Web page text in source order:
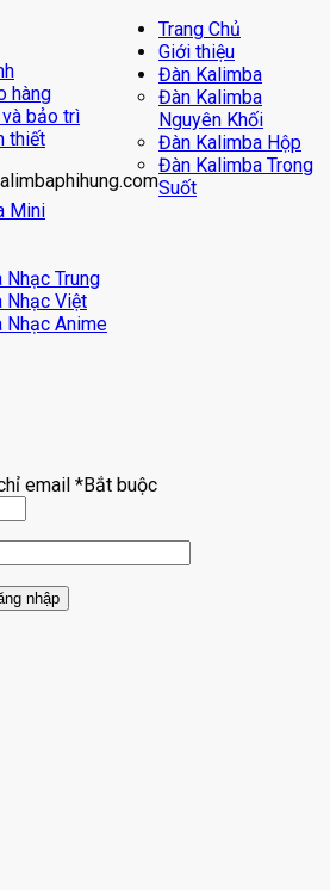
hàng
bảo trì
thiết
Trang Chủ
Giới thiệu
Đàn Kalimba
Đàn Kalimba
Nguyên Khối
Đàn Kalimba Hộp
Đàn Kalimba Trong
Suốt
Mini
Nhạc Trung
Nhạc Việt
Nhạc Anime
email *Bắt buộc
nhập